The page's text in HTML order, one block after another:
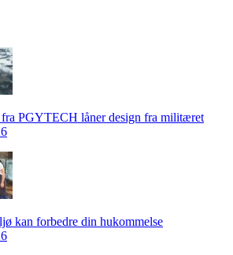
fra PGYTECH låner design fra militæret
kan forbedre din hukommelse